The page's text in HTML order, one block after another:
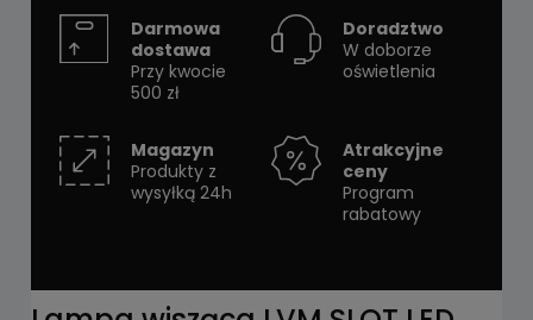
Darmowa
dostawa
Przy kwocie
500 zł
Doradztwo
W doborze
oświetlenia
Magazyn
Produkty z
wysyłką 24h
Atrakcyjne
ceny
Program
rabatowy